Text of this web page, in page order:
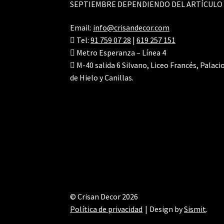
SEPTIEMBRE DEPENDIENDO DEL ARTÍCULO
Email: info@crisandecor.com
Tel:91 759 07 28 |619 257 151
Metro Esperanza – Línea 4
M-40 salida 6 Silvano, Liceo Francés,
de Hielo y Canillas.
© Crisan Decor 2026
Política de privacidad
Design bySismit.